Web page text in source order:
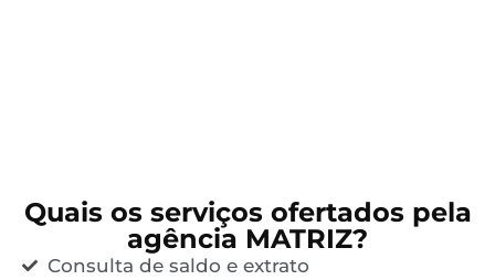
Quais os serviços ofertados pela
agência MATRIZ?
Consulta de saldo e extrato